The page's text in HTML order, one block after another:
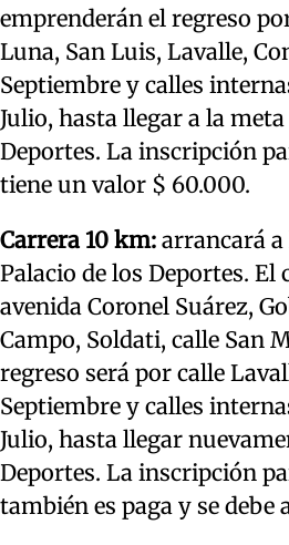
emprenderán el regreso
Luna, San Luis, Lavalle,
Septiembre y calles
Julio, hasta llegar a la
Deportes. La inscripción
tiene un valor $ 60.000.
Carrera 10 km: arrancará a
Palacio de los Deportes.
avenida Coronel Suárez,
Campo, Soldati, calle San
regreso será por calle
Septiembre y calles
Julio, hasta llegar
Deportes. La inscripción
también es paga y se debe